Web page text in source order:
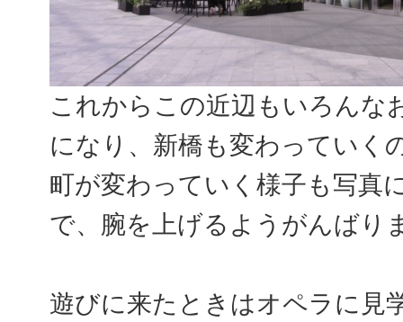
これからこの近辺もいろんな
になり、新橋も変わっていく
町が変わっていく様子も写真
で、腕を上げるようがんばり
遊びに来たときはオペラに見